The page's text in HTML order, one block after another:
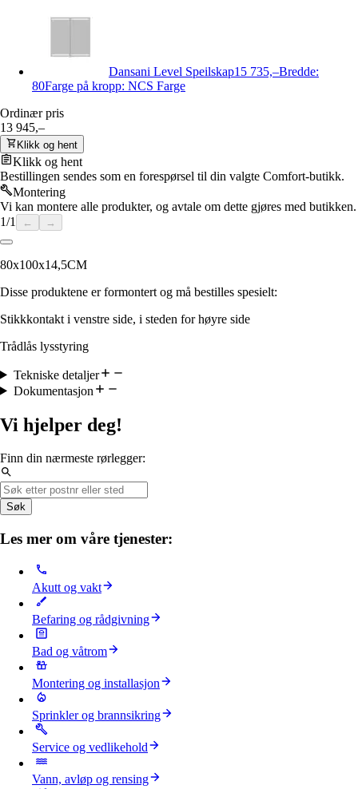
Dansani Level Speilskap15 735,–Bredde:
80Farge på kropp: NCS Farge
Ordinær pris
13 945,–
Klikk og hent
Klikk og hent
Bestillingen sendes som en forespørsel til din valgte Comfort-butikk.
Montering
Vi kan montere alle produkter, og avtale om dette gjøres med butikken.
1/1 ← →
80x100x14,5CM
Disse produktene er formontert og må bestilles spesielt:
Stikkkontakt i venstre side, i steden for høyre side
Trådlås lysstyring
Tekniske detaljer
Dokumentasjon
Vi hjelper deg!
Finn din nærmeste rørlegger:
Søk
Les mer om våre tjenester:
Akutt og vakt
Befaring og rådgivning
Bad og våtrom
Montering og installasjon
Sprinkler og brannsikring
Service og vedlikehold
Vann, avløp og rensing